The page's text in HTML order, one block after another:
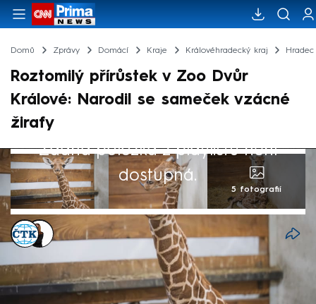
Domů Zprávy Domácí Kraje Královéhradecký kraj
Roztomilý přírůstek v Zoo Dvůr
Králové: Narodil se sameček vzácné
žirafy
Žádná položka z playlistu není
dostupná.
5 fotografií
ČTK
Michaela Bartošová
10. úno 2026, 11:39
V Safari Parku Dvůr Králové nad Labem se
po 12 letech narodilo mládě žirafy